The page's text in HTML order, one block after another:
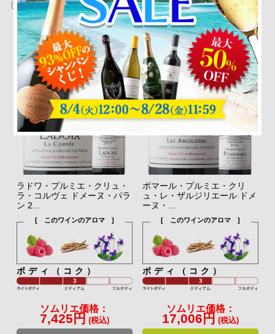
在庫切れを除く
ラドワ・プルミエ・クリュ・
ラ・コルヴェ ドメーヌ・パラ
ン 2...
[ このワインのアロマ ]
ボディ（コク）
ソムリエ価格：
7,425円 (税込)
ポマール・プルミエ・クリ
ュ・レ・ザルジリエール ドメ
ーヌ・...
[ このワインのアロマ ]
ボディ（コク）
ソムリエ価格：
17,006円 (税込)